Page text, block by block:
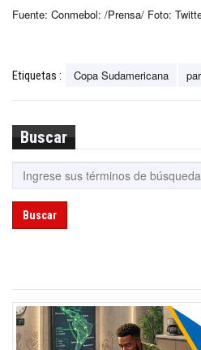
Fuente: Conmebol: /Prensa/ Foto:
Etiquetas : Copa Sudamericana
Buscar
Buscar